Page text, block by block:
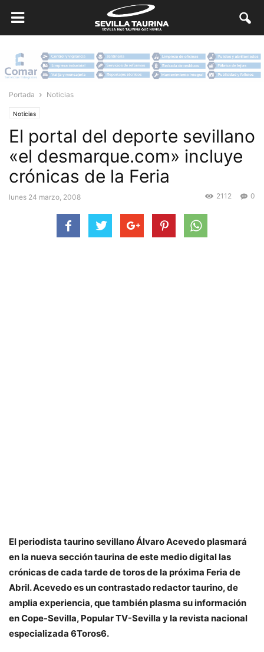
Portada Noticias
Noticias
El portal del deporte sevillano
«el desmarque.com» incluye
crónicas de la Feria
lunes 24 marzo, 2008 0
2112
El periodista taurino sevillano Álvaro Acevedo plasmará
en la nueva sección taurina de este medio digital las
crónicas de cada tarde de toros de la próxima Feria de
Abril. Acevedo es un contrastado redactor taurino, de
amplia experiencia, que también plasma su información
en Cope-Sevilla, Popular TV-Sevilla y la revista nacional
especializada 6Toros6.